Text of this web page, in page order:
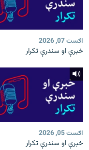
اګست 07, 2026
خبرې او سندرې تکرار
اګست 05, 2026
خبرې او سندرې تکرار